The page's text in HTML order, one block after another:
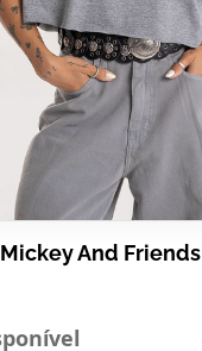
And Friends